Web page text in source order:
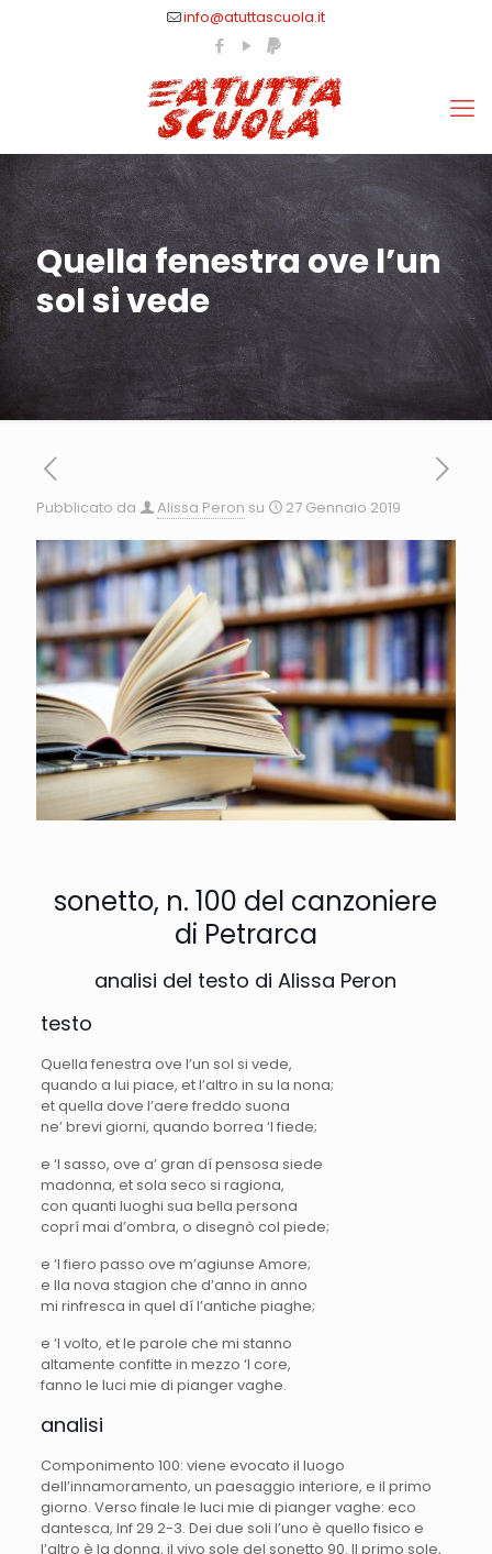
info@atuttascuola.it
Quella fenestra ove l’un
sol si vede
Pubblicato da Alissa Peron su 27 Gennaio 2019
sonetto, n. 100 del canzoniere
di Petrarca
analisi del testo di Alissa Peron
testo
Quella fenestra ove l’un sol si vede,
quando a lui piace, et l’altro in su la nona;
et quella dove l’aere freddo suona
ne’ brevi giorni, quando borrea ‘l fiede;
e ‘l sasso, ove a’ gran dí pensosa siede
madonna, et sola seco si ragiona,
con quanti luoghi sua bella persona
coprí mai d’ombra, o disegnò col piede;
e ‘l fiero passo ove m’agiunse Amore;
e lla nova stagion che d’anno in anno
mi rinfresca in quel dí l’antiche piaghe;
e ‘l volto, et le parole che mi stanno
altamente confitte in mezzo ‘l core,
fanno le luci mie di pianger vaghe.
analisi
Componimento 100: viene evocato il luogo
dell’innamoramento, un paesaggio interiore, e il primo
giorno. Verso finale le luci mie di pianger vaghe: eco
dantesca, Inf 29 2-3. Dei due soli l’uno è quello fisico e
l’altro è la donna, il vivo sole del sonetto 90. Il primo sole,